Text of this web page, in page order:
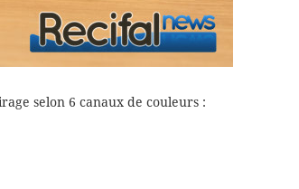
selon 6 canaux de couleurs :